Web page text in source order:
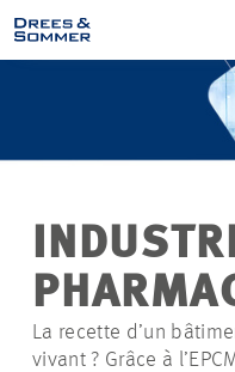
La recette d’un
vivant ? Grâce à